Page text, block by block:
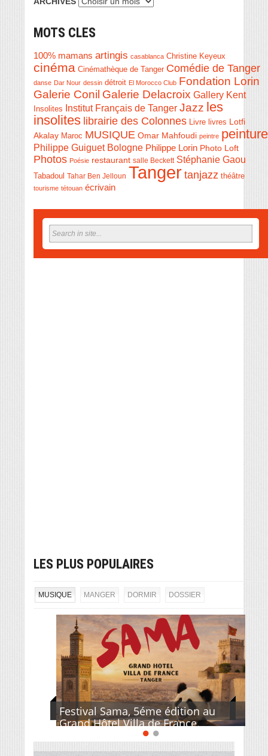
MOTS CLES
100% mamans artingis casablanca Christine Keyeux
cinéma Cinémathèque de Tanger Comédie de Tanger
danse Dar Nour dessin détroit El Morocco Club Fondation Lorin
Galerie Conil Galerie Delacroix Gallery Kent
Insolites Institut Français de Tanger Jazz les
insolites librairie des Colonnes Livre livres Lotfi
Akalay Maroc MUSIQUE Omar Mahfoudi peintre peinture
Philippe Guiguet Bologne Philippe Lorin Photo Loft
Photos Poésie restaurant salle Beckett Stéphanie Gaou
Tabadoul Tahar Ben Jelloun Tanger tanjazz théâtre
tourisme tétouan écrivain
LES PLUS POPULAIRES
MUSIQUE MANGER DORMIR DOSSIER
Festival Sama, 5éme édition au
Grand Hôtel Villa de France.